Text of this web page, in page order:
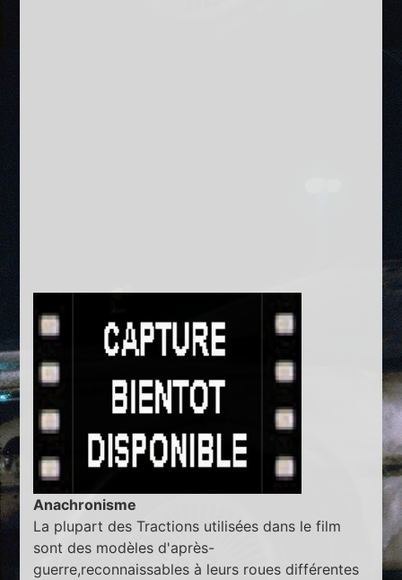
Anachronisme
La plupart des Tractions utilisées dans le film
sont des modèles d'après-
guerre,reconnaissables à leurs roues différentes